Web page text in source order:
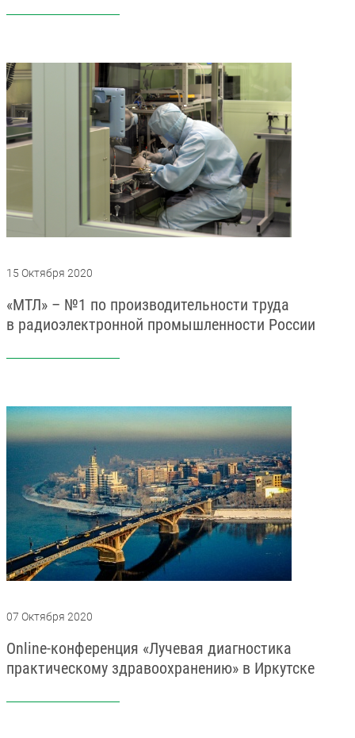
15 Октября 2020
«МТЛ» – №1 по производительности труда
в радиоэлектронной промышленности России
07 Октября 2020
Online-конференция «Лучевая диагностика
практическому здравоохранению» в Иркутске